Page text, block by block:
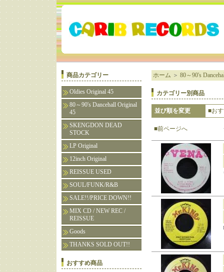
商品カテゴリー
Oldies Original 45
80～90's Dancehall Original
45
SKENGDON DEAD
STOCK
LP Original
12inch Original
REISSUE USED
SOUL/FUNK/R&B
SALE!!/PRICE DOWN!!
MIX CD / NEW REC /
REISSUE
Goods
THANKS SOLD OUT!!
おすすめ商品
ホーム ＞ 80～90's
カテゴリー別商品
並び順を変更 ■お
■前ページへ